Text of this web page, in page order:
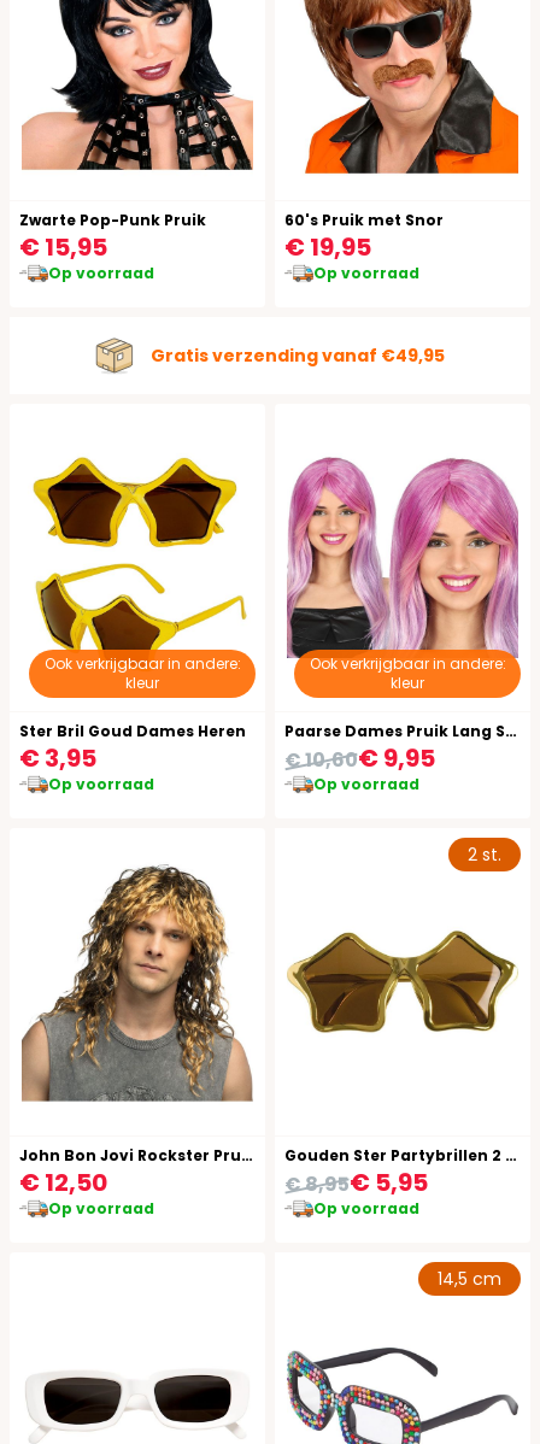
Zwarte Pop-Punk Pruik
€ 15,95
Op voorraad
60's Pruik met Snor
€ 19,95
Op voorraad
Gratis verzending vanaf €49,95
Ook verkrijgbaar in andere:
kleur
Ster Bril Goud Dames Heren
€ 3,95
Op voorraad
Ook verkrijgbaar in andere:
kleur
Paarse Dames Pruik Lang Stijl Slag
€ 9,95
€ 10,60
Op voorraad
John Bon Jovi Rockster Pruik Blond
€ 12,50
Op voorraad
2 st.
Gouden Ster Partybrillen 2 Stuks
€ 5,95
€ 8,95
Op voorraad
14,5 cm